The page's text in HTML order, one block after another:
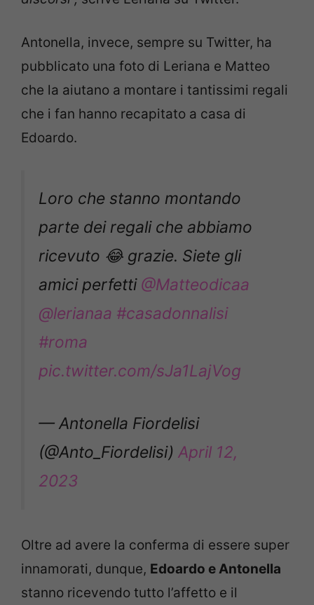
Antonella, invece, sempre su Twitter, ha
pubblicato una foto di Leriana e Matteo
che la aiutano a montare i tantissimi regali
che i fan hanno recapitato a casa di
Edoardo.
Loro che stanno montando
parte dei regali che abbiamo
ricevuto 😂 grazie. Siete gli
amici perfetti @Matteodicaa
@lerianaa #casadonnalisi
#roma
pic.twitter.com/sJa1LajVog
— Antonella Fiordelisi
(@Anto_Fiordelisi) April 12,
2023
Oltre ad avere la conferma di essere super
innamorati, dunque, Edoardo e Antonella
stanno ricevendo tutto l’affetto e il